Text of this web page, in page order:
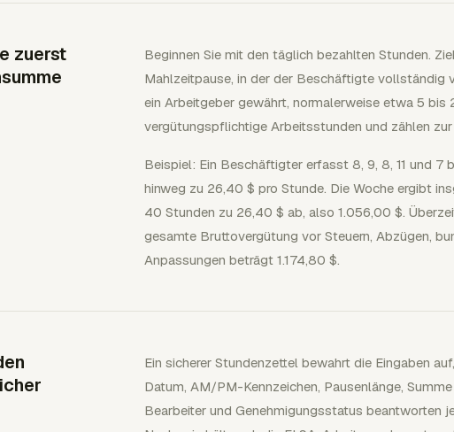
zuerst
Beginnen Sie mit den täglich bezahlten Stunden.
Mahlzeitpause, in der der Beschäftigte vollständig
ein Arbeitgeber gewährt, normalerweise etwa 5 bis
vergütungspflichtige Arbeitsstunden und zählen
Beispiel: Ein Beschäftigter erfasst 8, 9, 8, 11 und
hinweg zu 26,40 $ pro Stunde. Die Woche ergibt
40 Stunden zu 26,40 $ ab, also 1.056,00 $.
gesamte Bruttovergütung vor Steuern, Abzügen,
Anpassungen beträgt 1.174,80 $.
Ein sicherer Stundenzettel bewahrt die Eingaben
Datum, AM/PM-Kennzeichen, Pausenlänge,
Bearbeiter und Genehmigungsstatus beantworten